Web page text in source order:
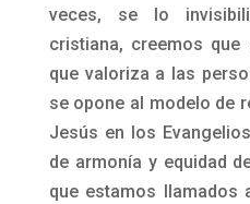
veces, se lo
cristiana, creemos que
que valoriza a las
se opone al modelo de
Jesús en los
de armonía y equidad
que estamos llamados